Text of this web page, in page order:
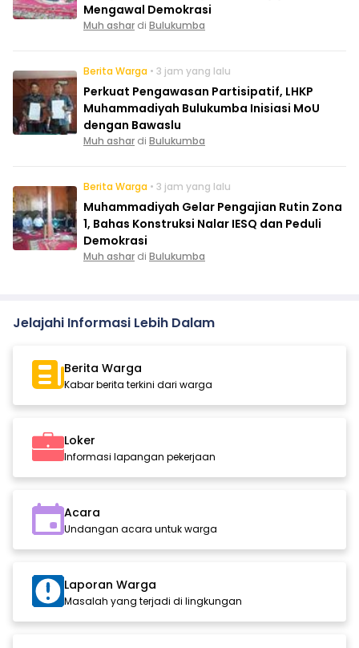
Mengawal Demokrasi
Muh ashar di Bulukumba
Berita Warga • 3 jam yang lalu
Perkuat Pengawasan Partisipatif, LHKP
Muhammadiyah Bulukumba Inisiasi MoU
dengan Bawaslu
Muh ashar di Bulukumba
Berita Warga • 3 jam yang lalu
Muhammadiyah Gelar Pengajian Rutin Zona
1, Bahas Konstruksi Nalar IESQ dan Peduli
Demokrasi
Muh ashar di Bulukumba
Jelajahi Informasi Lebih Dalam
Berita Warga
Kabar berita terkini dari warga
Loker
Informasi lapangan pekerjaan
Acara
Undangan acara untuk warga
Laporan Warga
Masalah yang terjadi di lingkungan